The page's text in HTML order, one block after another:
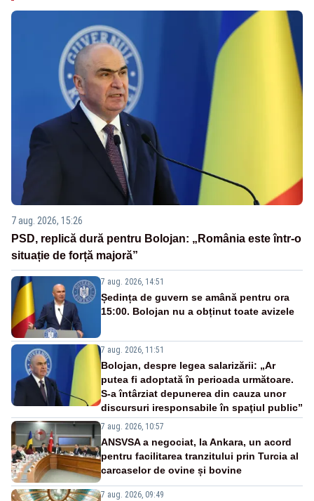
7 aug. 2026, 15:26
PSD, replică dură pentru Bolojan: „România este într-o
situație de forță majoră”
7 aug. 2026, 14:51
Ședința de guvern se amână pentru ora
15:00. Bolojan nu a obținut toate avizele
7 aug. 2026, 11:51
Bolojan, despre legea salarizării: „Ar
putea fi adoptată în perioada următoare.
S-a întârziat depunerea din cauza unor
discursuri iresponsabile în spaţiul public”
7 aug. 2026, 10:57
ANSVSA a negociat, la Ankara, un acord
pentru facilitarea tranzitului prin Turcia al
carcaselor de ovine și bovine
7 aug. 2026, 09:49